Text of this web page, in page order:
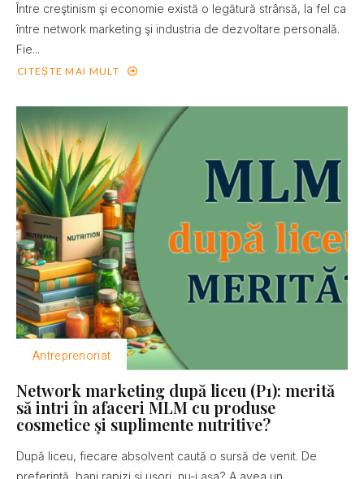
Între creştinism şi economie există o legătură strânsă, la fel ca
între network marketing şi industria de dezvoltare personală.
Fie...
CITEȘTE MAI MULT
Antreprenoriat
Network marketing după liceu (P1): merită
să intri în afaceri MLM cu produse
cosmetice şi suplimente nutritive?
După liceu, fiecare absolvent caută o sursă de venit. De
preferinţă, bani rapizi şi uşori, nu-i aşa? A avea un...